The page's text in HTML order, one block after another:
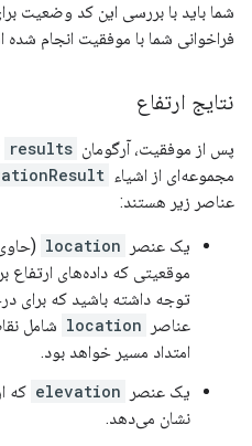
شما باید با بررسی این کد وضعیت
فراخوانی شما با موفقیت انجام
نتایج ارتفاع
پس از موفقیت، آرگومان results
مجموعه‌ای از اشیاء
عناصر زیر هستند:
یک عنصر location
موقعیتی که داده‌های
توجه داشته باشید که برای
عناصر
location شامل
امتداد مسیر خواهد بود.
یک عنصر
elevation که
نشان می‌دهد.